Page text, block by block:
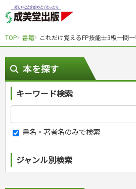
TOP 書籍 これだけ覚えるFP技能士3級一問
本を探す
キーワード検索
書名・著者名のみで検索
ジャンル別検索